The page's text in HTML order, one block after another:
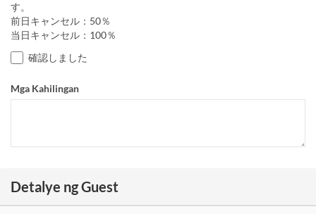
す。
前日キャンセル：50％
当日キャンセル：100％
確認しました
Mga Kahilingan
Detalye ng Guest